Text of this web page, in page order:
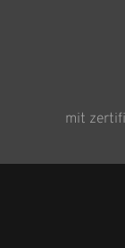
mit